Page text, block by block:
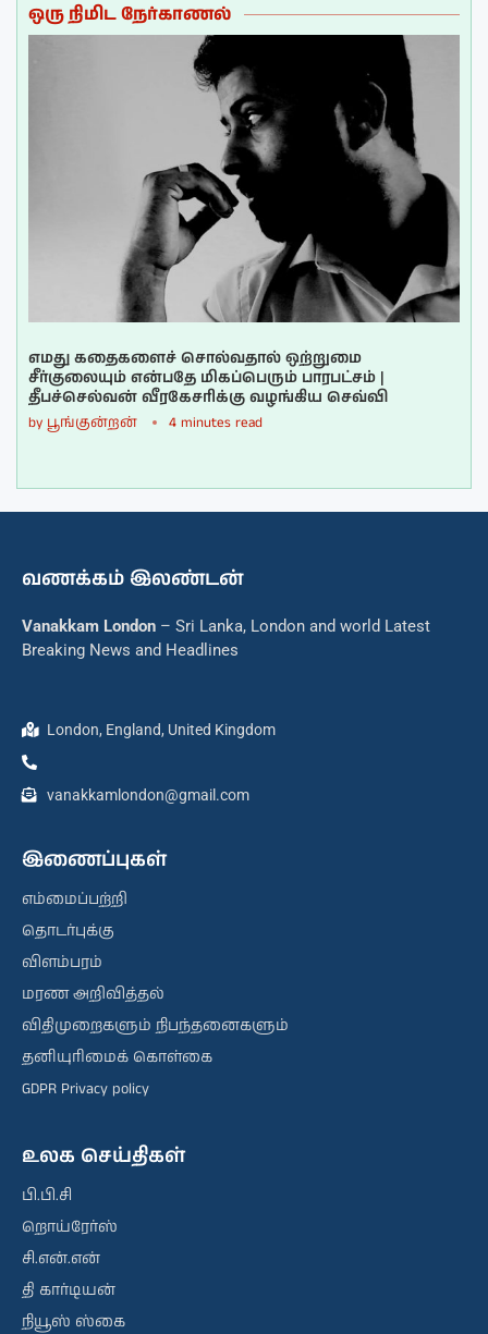
ஒரு நிமிட நேர்காணல்
எமது கதைகளைச் சொல்வதால் ஒற்றுமை
சீர்குலையும் என்பதே மிகப்பெரும் பாரபட்சம் |
தீபச்செல்வன் வீரகேசரிக்கு வழங்கிய செவ்வி
by பூங்குன்றன் 4 minutes read
வணக்கம் இலண்டன்
Vanakkam London – Sri Lanka, London and world Latest
Breaking News and Headlines
London, England, United Kingdom
vanakkamlondon@gmail.com
இணைப்புகள்
எம்மைப்பற்றி
தொடர்புக்கு
விளம்பரம்
மரண அறிவித்தல்
விதிமுறைகளும் நிபந்தனைகளும்
தனியுரிமைக் கொள்கை
GDPR Privacy policy
உலக செய்திகள்
பி.பி.சி
றொய்ரேர்ஸ்
சி.என்.என்
தி கார்டியன்
நியூஸ் ஸ்கை